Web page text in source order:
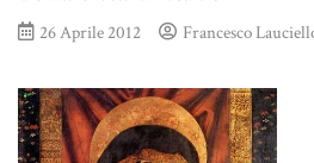
26 Aprile 2012 Francesco